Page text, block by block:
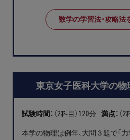
お問い合わせ・
無料体験授
数学の学習法・攻略法
東京女子医科大学の
試験時間： （2科目）120分 満点： （
本学の物理は例年、大問３題で「力